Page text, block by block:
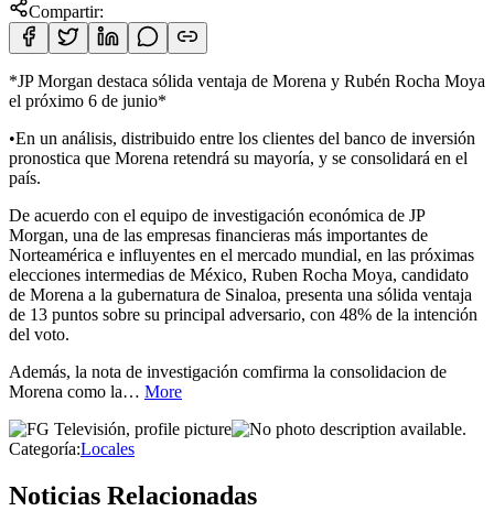
Compartir:
*JP Morgan destaca sólida ventaja de Morena y Rubén Rocha Moya
el próximo 6 de junio*
•En un análisis, distribuido entre los clientes del banco de inversión
pronostica que Morena retendrá su mayoría, y se consolidará en el
país.
De acuerdo con el equipo de investigación económica de JP
Morgan, una de las empresas financieras más importantes de
Norteamérica e influyentes en el mercado mundial, en las próximas
elecciones intermedias de México, Ruben Rocha Moya, candidato
de Morena a la gubernatura de Sinaloa, presenta una sólida ventaja
de 13 puntos sobre su principal adversario, con 48% de la intención
del voto.
Además, la nota de investigación comfirma la consolidacion de
Morena como la… More
Categoría:Locales
Noticias Relacionadas